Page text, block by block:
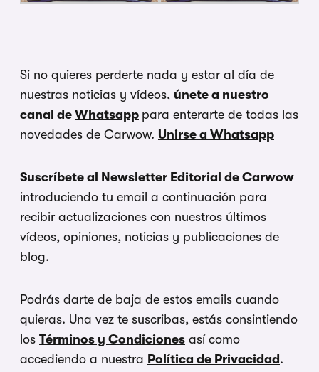
Si no quieres perderte nada y estar al día de
nuestras noticias y vídeos, únete a nuestro
canal de Whatsapp para enterarte de todas las
novedades de Carwow. Unirse a Whatsapp
Suscríbete al Newsletter Editorial de Carwow
introduciendo tu email a continuación para
recibir actualizaciones con nuestros últimos
vídeos, opiniones, noticias y publicaciones de
blog.
Podrás darte de baja de estos emails cuando
quieras. Una vez te suscribas, estás consintiendo
los Términos y Condiciones así como
accediendo a nuestra Política de Privacidad.